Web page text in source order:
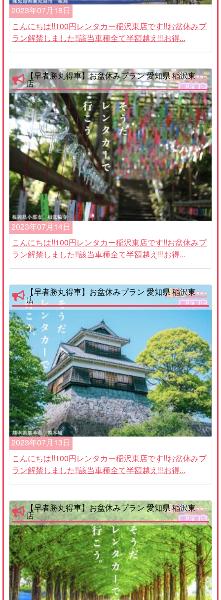
2023年07月18日
こんにちは!!100円レンタカー稲沢東店です!!お盆休みプ
ラン解禁しました!!該当車種全て半額越え!!!お得...
【早者勝丸得車】お盆休みプラン 愛知県 稲沢東
店
2023年07月14日
こんにちは!!100円レンタカー稲沢東店です!!お盆休みプ
ラン解禁しました!!該当車種全て半額越え!!!お得...
【早者勝丸得車】お盆休みプラン 愛知県 稲沢東
店
2023年07月13日
こんにちは!!100円レンタカー稲沢東店です!!お盆休みプ
ラン解禁しました!!該当車種全て半額越え!!!お得...
【早者勝丸得車】お盆休みプラン 愛知県 稲沢東
店